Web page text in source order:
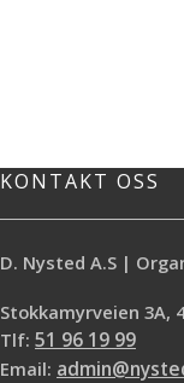
KONTAKT OSS
D. Nysted A.S |
Stokkamyrveien 3A,
Tlf: 51 96 19 99
Email: